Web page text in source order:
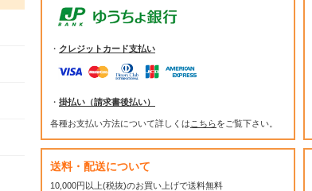
・ クレジットカード支払い
・ 掛払い（請求書後払い）
各種お支払い方法について詳しくは こちらをご覧下さい。
送料・配送について
10,000円以上(税抜)のお買い上げで送料無料